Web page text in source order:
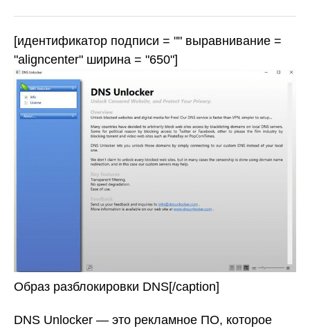
[идентификатор подписи = "" выравнивание =
"aligncenter" ширина = "650"]
Образ разблокировки DNS[/caption]
DNS Unlocker — это рекламное ПО, которое